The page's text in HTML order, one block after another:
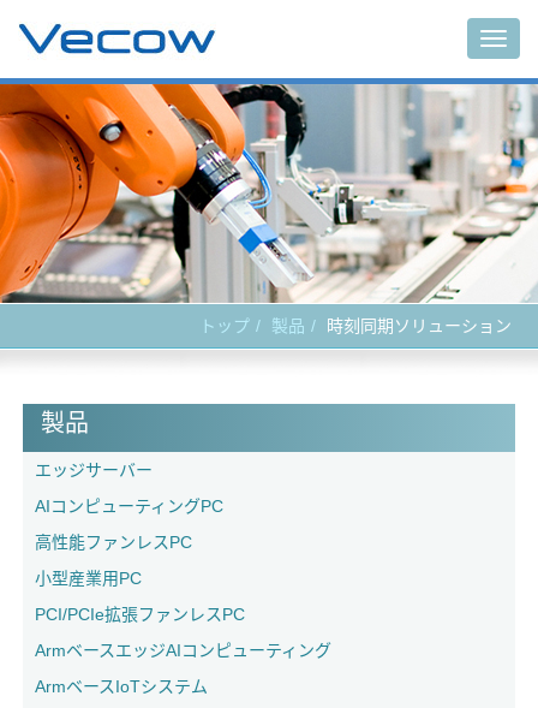
トップ 製品 時刻同期ソリューション
製品
エッジサーバー
AIコンピューティングPC
高性能ファンレスPC
小型産業用PC
PCI/PCIe拡張ファンレスPC
ArmベースエッジAIコンピューティング
ArmベースIoTシステム